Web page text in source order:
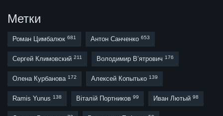
Метки
Роман Цимбалюк 681 Антон Санченко 653
Сергей Климовский 211 Володимир В’ятрович 176
Олена Курбанова 172 Алексей Копытько 139
Ramis Yunus 138 Віталій Портников 99 Иван Лютый 98